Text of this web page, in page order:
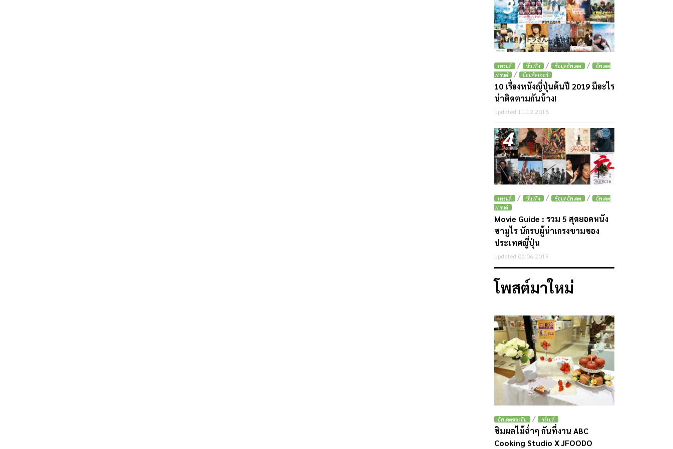
3
เทรนด์ / บันเทิง / ข้อมูลอัพเดต /
อัพเดต
เทรนด์
/ ป๊อปคัลเจอร์
10 เรื่องหนังญี่ปุ่นต้นปี 2019 มีอะไร
น่าติดตามกันบ้าง!
updated 11.12.2018
4
เทรนด์ / บันเทิง / ข้อมูลอัพเดต /
อัพเดต
เทรนด์
Movie Guide : รวม 5 สุดยอดหนัง
ซามูไร นักรบผู้น่าเกรงขามของ
ประเทศญี่ปุ่น
updated 05.06.2019
โพสต์มาใหม่
อัพเดตของกิน / กูร์เม่ต์
ชิมผลไม้ฉ่ำๆ กันที่งาน ABC
Cooking Studio X JFOODO